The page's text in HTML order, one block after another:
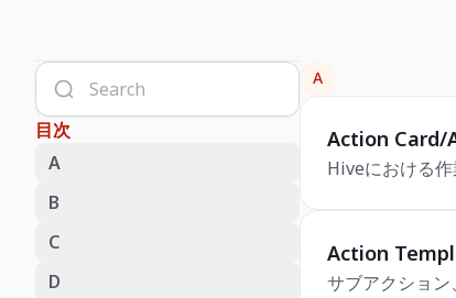
目次
A
B
C
D
A
Action Card/
Hiveにおける
Action
サブアクショ